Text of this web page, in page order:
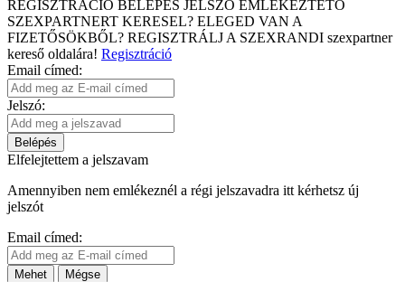
REGISZTRÁCIÓ BELÉPÉS JELSZÓ EMLÉKEZTETŐ
SZEXPARTNERT KERESEL? ELEGED VAN A
FIZETŐSÖKBŐL? REGISZTRÁLJ A SZEXRANDI szexpartner
kereső oldalára! Regisztráció
Email címed:
Jelszó:
Belépés
Elfelejtettem a jelszavam
Amennyiben nem emlékeznél a régi jelszavadra itt kérhetsz új
jelszót
Email címed:
Mehet Mégse